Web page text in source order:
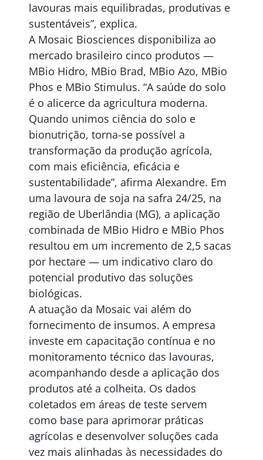
lavouras mais equilibradas, produtivas e
sustentáveis”, explica.
A Mosaic Biosciences disponibiliza ao
mercado brasileiro cinco produtos —
MBio Hidro, MBio Brad, MBio Azo, MBio
Phos e MBio Stimulus. “A saúde do solo
é o alicerce da agricultura moderna.
Quando unimos ciência do solo e
bionutrição, torna-se possível a
transformação da produção agrícola,
com mais eficiência, eficácia e
sustentabilidade”, afirma Alexandre. Em
uma lavoura de soja na safra 24/25, na
região de Uberlândia (MG), a aplicação
combinada de MBio Hidro e MBio Phos
resultou em um incremento de 2,5 sacas
por hectare — um indicativo claro do
potencial produtivo das soluções
biológicas.
A atuação da Mosaic vai além do
fornecimento de insumos. A empresa
investe em capacitação contínua e no
monitoramento técnico das lavouras,
acompanhando desde a aplicação dos
produtos até a colheita. Os dados
coletados em áreas de teste servem
como base para aprimorar práticas
agrícolas e desenvolver soluções cada
vez mais alinhadas às necessidades do